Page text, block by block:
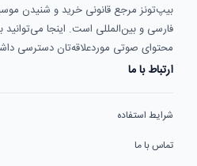
بیپ‌تونز مرجع قانونی خرید و شنیدن
فارسی و بین‌المللی است. اینجا می‌توانید
محتوای صوتی موردعلاقه‌تان دسترسی
ارتباط با ما
شرایط استفاده
تماس با ما